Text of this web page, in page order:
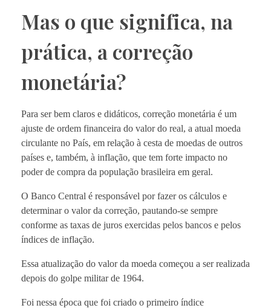
Mas o que significa, na
prática, a correção
monetária?
Para ser bem claros e didáticos, correção monetária é um
ajuste de ordem financeira do valor do real, a atual moeda
circulante no País, em relação à cesta de moedas de outros
países e, também, à inflação, que tem forte impacto no
poder de compra da população brasileira em geral.
O Banco Central é responsável por fazer os cálculos e
determinar o valor da correção, pautando-se sempre
conforme as taxas de juros exercidas pelos bancos e pelos
índices de inflação.
Essa atualização do valor da moeda começou a ser realizada
depois do golpe militar de 1964.
Foi nessa época que foi criado o primeiro índice